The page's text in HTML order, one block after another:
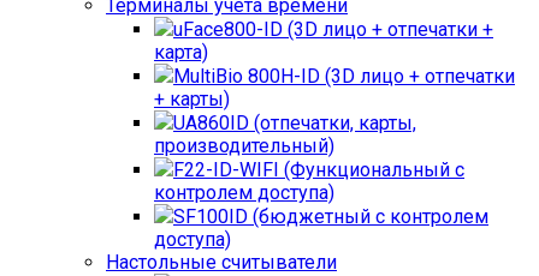
Терминалы учета времени
uFace800-ID (3D лицо + отпечатки +
карта)
MultiBio 800H-ID (3D лицо + отпечатки
+ карты)
UA860ID (отпечатки, карты,
производительный)
F22-ID-WIFI (Функциональный с
контролем доступа)
SF100ID (бюджетный с контролем
доступа)
Настольные считыватели